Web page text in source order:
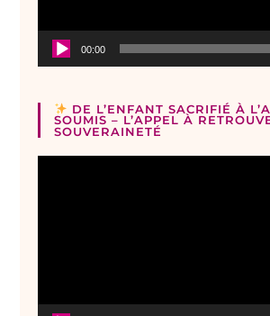
00:00
DE L’ENFANT SACRIFIÉ À
SOUMIS – L’APPEL À
SOUVERAINETÉ